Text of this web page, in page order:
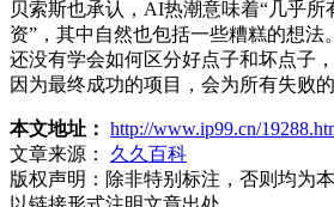
贝索斯也承认，AI热潮意味着“几乎所
资”，其中自然也包括一些糟糕的想法
还没有学会如何区分好点子和坏点子
因为最终成功的项目，会为所有失败
本文地址： http://www.ip99.cn/
文章来源：
久久百科
版权声明： 除非特别标注，否则均为